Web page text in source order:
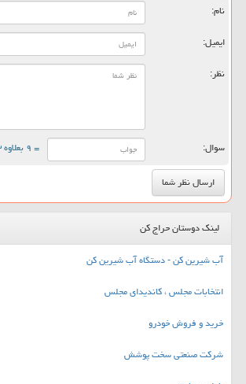
نام:
ایمیل:
نظر:
سوال: = ۹ بعلاوه ۳
لینک دوستان حراج کن
آب شیرین کن - دستگاه آب شیرین کن
انتخابات مجلس ، کاندیدای مجلس
خرید و فروش خودرو
شرکت صنعتی سخت پوشش